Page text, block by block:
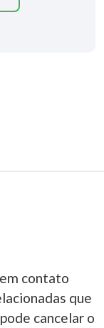
contato
que
cancelar o